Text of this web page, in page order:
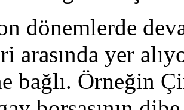
dönemlerde
arasında yer
bağlı. Örneğin